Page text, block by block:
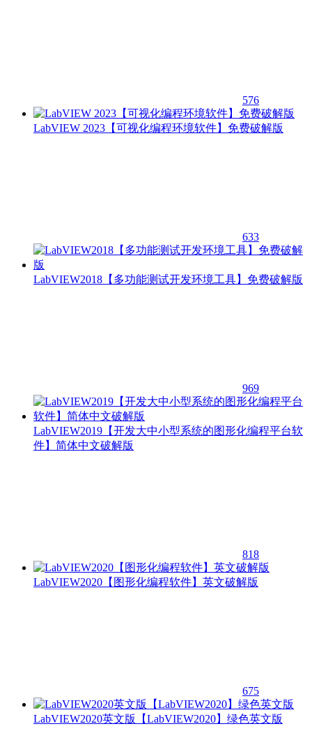
576
LabVIEW 2023【可视化编程环境软件】免费破解版
633
LabVIEW2018【多功能测试开发环境工具】免费破解版
969
LabVIEW2019【开发大中小型系统的图形化编程平台软
件】简体中文破解版
818
LabVIEW2020【图形化编程软件】英文破解版
675
LabVIEW2020英文版【LabVIEW2020】绿色英文版